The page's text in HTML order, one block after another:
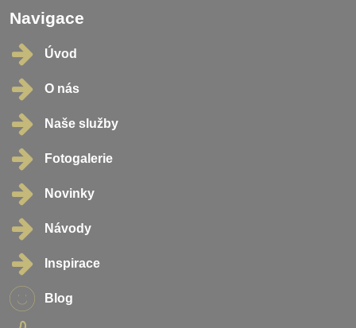
Navigace
Úvod
O nás
Naše služby
Fotogalerie
Novinky
Návody
Inspirace
Blog